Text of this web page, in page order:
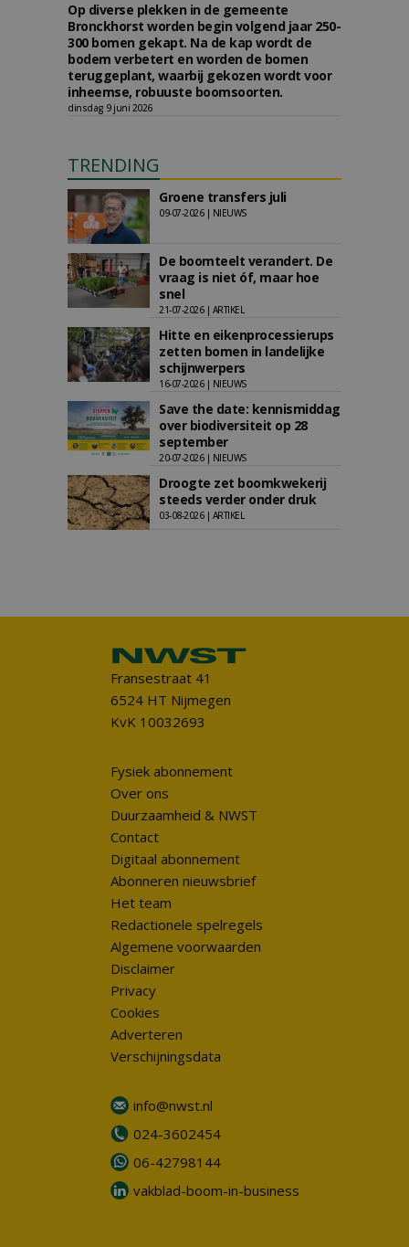
Op diverse plekken in de gemeente
Bronckhorst worden begin volgend jaar 250-
300 bomen gekapt. Na de kap wordt de
bodem verbetert en worden de bomen
teruggeplant, waarbij gekozen wordt voor
inheemse, robuuste boomsoorten.
dinsdag 9 juni 2026
TRENDING
Groene transfers juli
09-07-2026 | NIEUWS
De boomteelt verandert. De
vraag is niet óf, maar hoe
snel
21-07-2026 | ARTIKEL
Hitte en eikenprocessierups
zetten bomen in landelijke
schijnwerpers
16-07-2026 | NIEUWS
Save the date: kennismiddag
over biodiversiteit op 28
september
20-07-2026 | NIEUWS
Droogte zet boomkwekerij
steeds verder onder druk
03-08-2026 | ARTIKEL
Fransestraat 41
6524 HT Nijmegen
KvK 10032693
Fysiek abonnement
Over ons
Duurzaamheid & NWST
Contact
Digitaal abonnement
Abonneren nieuwsbrief
Het team
Redactionele spelregels
Algemene voorwaarden
Disclaimer
Privacy
Cookies
Adverteren
Verschijningsdata
info@nwst.nl
024-3602454
06-42798144
vakblad-boom-in-business